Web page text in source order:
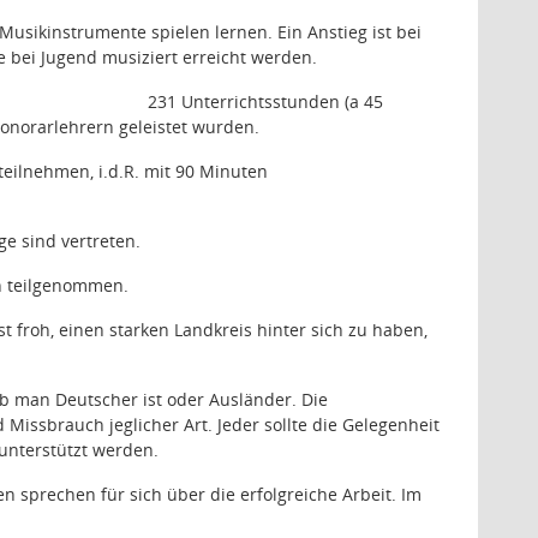
spielen lernen. Ein Anstieg ist bei
bei Jugend musiziert erreicht werden.
231 Unterrichtsstunden (a 45
geleistet wurden.
i.d.R. mit 90 Minuten
sind vertreten.
teilgenommen.
froh, einen starken Landkreis hinter sich zu haben,
man Deutscher ist oder Ausländer. Die
jeglicher Art. Jeder sollte die Gelegenheit
werden.
sprechen für sich über die erfolgreiche Arbeit. Im